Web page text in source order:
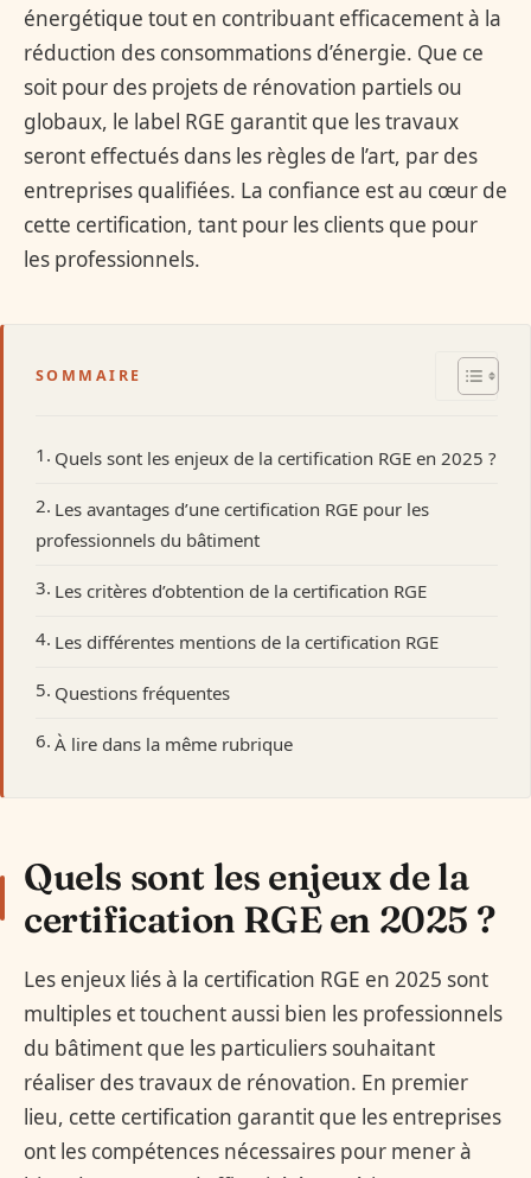
énergétique tout en contribuant efficacement à la
réduction des consommations d’énergie. Que ce
soit pour des projets de rénovation partiels ou
globaux, le label RGE garantit que les travaux
seront effectués dans les règles de l’art, par des
entreprises qualifiées. La confiance est au cœur de
cette certification, tant pour les clients que pour
les professionnels.
SOMMAIRE
Quels sont les enjeux de la certification RGE en 2025 ?
Les avantages d’une certification RGE pour les
professionnels du bâtiment
Les critères d’obtention de la certification RGE
Les différentes mentions de la certification RGE
Questions fréquentes
À lire dans la même rubrique
Quels sont les enjeux de la
certification RGE en 2025 ?
Les enjeux liés à la certification RGE en 2025 sont
multiples et touchent aussi bien les professionnels
du bâtiment que les particuliers souhaitant
réaliser des travaux de rénovation. En premier
lieu, cette certification garantit que les entreprises
ont les compétences nécessaires pour mener à